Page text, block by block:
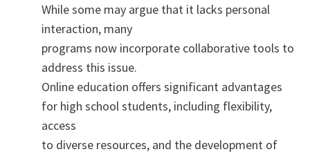
While some may argue that it lacks personal
interaction, many
programs now incorporate collaborative tools to
address this issue.
Online education offers significant advantages
for high school students, including flexibility,
access
to diverse resources, and the development of